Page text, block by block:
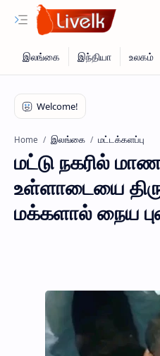
Home இலங்கை மட்டக்களப்பு
மட்டு நகரில்
உள்ளாடையை
மக்களால் நைய